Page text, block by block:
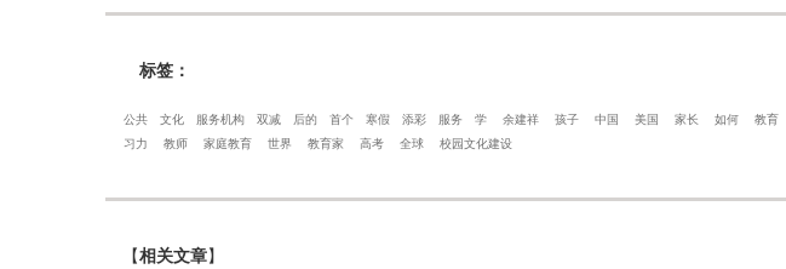
标签：
公共 文化 服务机构 双减 后的 首个 寒假 添彩 服务 学 余建祥 孩子 中国 美国 家长 如何 教育
习力
教师 家庭教育 世界 教育家 高考 全球 校园文化建设
【相关文章】